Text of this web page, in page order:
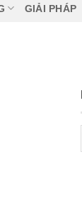
GIẢI PHÁP